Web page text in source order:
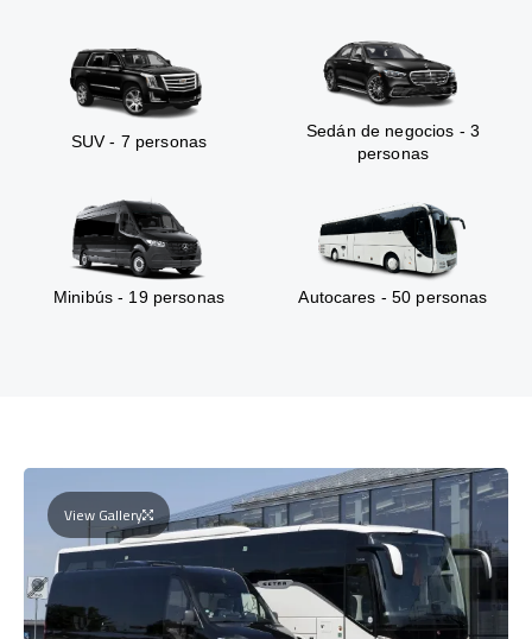
SUV - 7 personas
Sedán de negocios - 3
personas
Minibús - 19 personas Autocares - 50 personas
View Gallery